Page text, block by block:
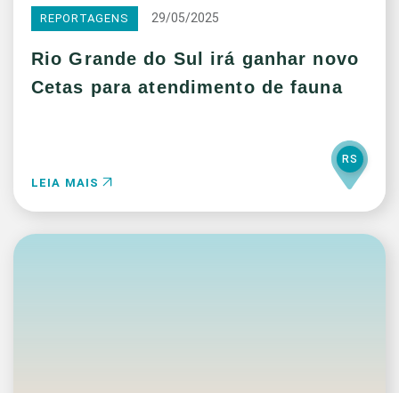
REPORTAGENS 29/05/2025
Rio Grande do Sul irá ganhar novo
Cetas para atendimento de fauna
LEIA MAIS
RS